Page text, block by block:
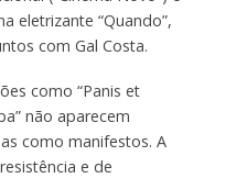
eletrizante “Quando”,
com Gal Costa.
como “Panis et
não aparecem
como manifestos. A
e de